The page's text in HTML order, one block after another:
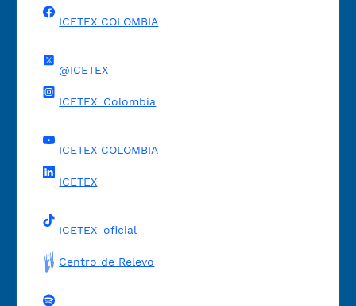
ICETEX COLOMBIA
@ICETEX
ICETEX_Colombia
ICETEX COLOMBIA
ICETEX
ICETEX_oficial
Centro de Relevo